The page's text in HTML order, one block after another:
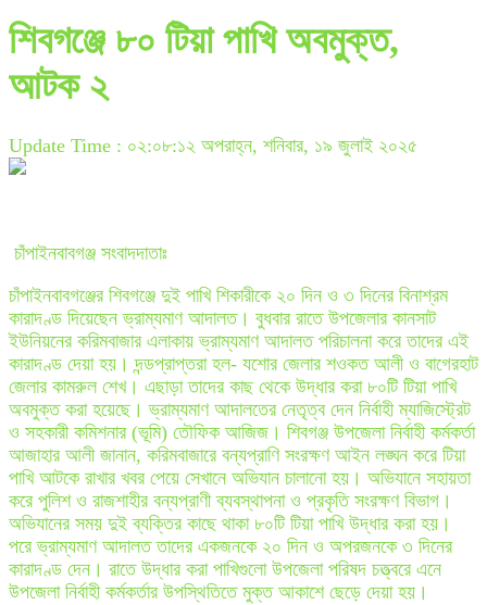
শিবগঞ্জে ৮০ টিয়া পাখি অবমুক্ত,
আটক ২
Update Time : ০২:০৮:১২ অপরাহ্ন, শনিবার, ১৯ জুলাই ২০২৫
চাঁপাইনবাবগঞ্জ সংবাদদাতাঃ
চাঁপাইনবাবগঞ্জের শিবগঞ্জে দুই পাখি শিকারীকে ২০ দিন ও ৩ দিনের বিনাশ্রম
কারাদণ্ড দিয়েছেন ভ্রাম্যমাণ আদালত। বুধবার রাতে উপজেলার কানসাট
ইউনিয়নের করিমবাজার এলাকায় ভ্রাম্যমাণ আদালত পরিচালনা করে তাদের এই
কারাদণ্ড দেয়া হয়। দন্ডপ্রাপ্তরা হল- যশোর জেলার শওকত আলী ও বাগেরহাট
জেলার কামরুল শেখ। এছাড়া তাদের কাছ থেকে উদ্ধার করা ৮০টি টিয়া পাখি
অবমুক্ত করা হয়েছে। ভ্রাম্যমাণ আদালতের নেতৃত্ব দেন নির্বাহী ম্যাজিস্ট্রেট
ও সহকারী কমিশনার (ভূমি) তৌফিক আজিজ। শিবগঞ্জ উপজেলা নির্বাহী কর্মকর্তা
আজাহার আলী জানান, করিমবাজারে বন্যপ্রাণি সংরক্ষণ আইন লঙ্ঘন করে টিয়া
পাখি আটকে রাখার খবর পেয়ে সেখানে অভিযান চালানো হয়। অভিযানে সহায়তা
করে পুলিশ ও রাজশাহীর বন্যপ্রাণী ব্যবস্থাপনা ও প্রকৃতি সংরক্ষণ বিভাগ।
অভিযানের সময় দুই ব্যক্তির কাছে থাকা ৮০টি টিয়া পাখি উদ্ধার করা হয়।
পরে ভ্রাম্যমাণ আদালত তাদের একজনকে ২০ দিন ও অপরজনকে ৩ দিনের
কারাদণ্ড দেন। রাতে উদ্ধার করা পাখিগুলো উপজেলা পরিষদ চত্ত্বরে এনে
উপজেলা নির্বাহী কর্মকর্তার উপস্থিতিতে মুক্ত আকাশে ছেড়ে দেয়া হয়।